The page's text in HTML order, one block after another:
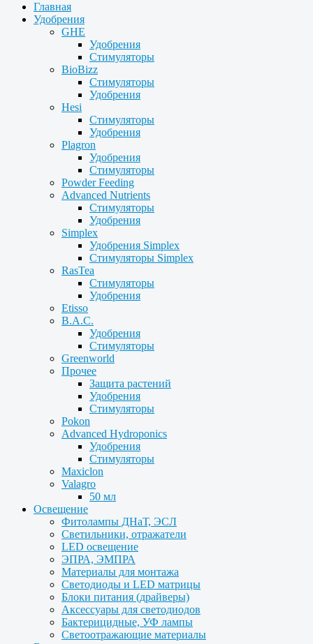
Главная
Удобрения
GHE
Удобрения
Стимуляторы
BioBizz
Стимуляторы
Удобрения
Hesi
Стимуляторы
Удобрения
Plagron
Удобрения
Стимуляторы
Powder Feeding
Advanced Nutrients
Стимуляторы
Удобрения
Simplex
Удобрения Simplex
Стимуляторы Simplex
RasTea
Стимуляторы
Удобрения
Etisso
B.A.C.
Удобрения
Стимуляторы
Greenworld
Прочее
Защита растений
Удобрения
Стимуляторы
Pokon
Advanced Hydroponics
Удобрения
Стимуляторы
Maxiclon
Valagro
50 мл
Освещение
Фитолампы ДНаТ, ЭСЛ
Светильники, отражатели
LED освещение
ЭПРА, ЭМПРА
Материалы для монтажа
Светодиоды и LED матрицы
Блоки питания (драйверы)
Аксессуары для светодиодов
Бактерицидные, УФ лампы
Светоотражающие материалы